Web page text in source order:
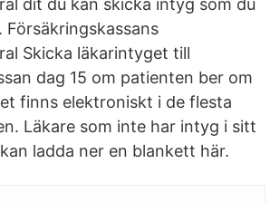
dit du kan skicka intyg som du
Skicka läkarintyget till
dag 15 om patienten ber om
finns elektroniskt i de flesta
Läkare som inte har intyg i sitt
ladda ner en blankett här.